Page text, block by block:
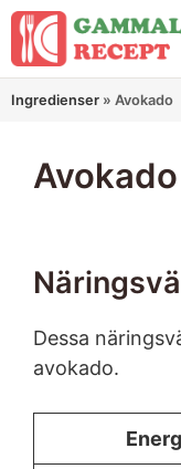
Hoppa
innehåll
Ingredienser » Avokado
Avokado
Dessa
avokado.